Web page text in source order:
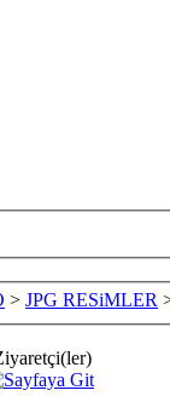
> JPG RESiMLER